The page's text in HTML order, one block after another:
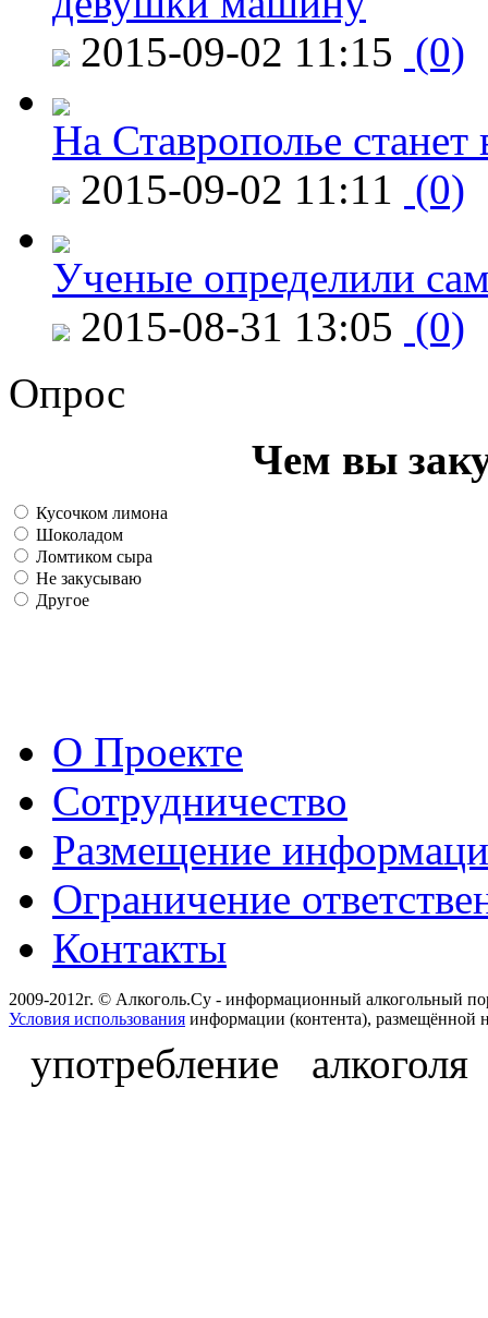
2015-09-02 11:15 (0)
На Ставрополье
2015-09-02 11:11 (0)
Ученые определили
2015-08-31 13:05 (0)
Опрос
Чем вы
Кусочком лимона
Шоколадом
Ломтиком сыра
Не закусываю
Другое
О Проекте
Сотрудничество
Размещение
Ограничение
Контакты
2009-2012г. © Алкоголь.Су - информационный алкогольный
Условия использования информации (контента), размещённой
употребление